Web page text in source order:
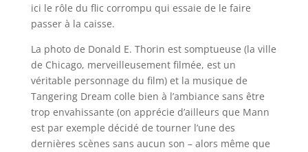
ici le rôle du flic corrompu qui essaie de le faire
passer à la caisse.
La photo de Donald E. Thorin est somptueuse (la ville
de Chicago, merveilleusement filmée, est un
véritable personnage du film) et la musique de
Tangering Dream colle bien à l’ambiance sans être
trop envahissante (on apprécie d’ailleurs que Mann
est par exemple décidé de tourner l’une des
dernières scènes sans aucun son – alors même que